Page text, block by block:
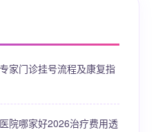
家门诊挂号流程及康复指
院哪家好2026治疗费用透